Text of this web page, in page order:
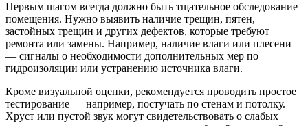
Первым шагом всегда должно быть тщательное обследование
помещения. Нужно выявить наличие трещин, пятен,
застойных трещин и других дефектов, которые требуют
ремонта или замены. Например, наличие влаги или плесени
— сигналы о необходимости дополнительных мер по
гидроизоляции или устранению источника влаги.
Кроме визуальной оценки, рекомендуется проводить простое
тестирование — например, постучать по стенам и потолку.
Хруст или пустой звук могут свидетельствовать о слабых